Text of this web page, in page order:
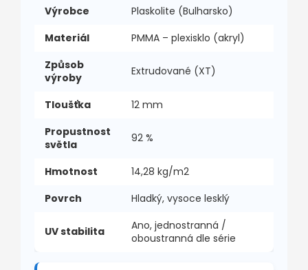
Výrobce
Plaskolite (Bulharsko)
Materiál
PMMA – plexisklo (akryl)
Způsob
výroby
Extrudované (XT)
Tloušťka
12 mm
Propustnost
světla
92 %
Hmotnost
14,28 kg/m2
Povrch
Hladký, vysoce lesklý
UV stabilita
Ano, jednostranná /
oboustranná dle série